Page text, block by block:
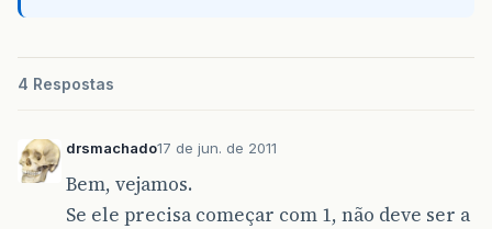
4 Respostas
drsmachado17 de jun. de 2011
Bem, vejamos.
Se ele precisa começar com 1, não deve ser a